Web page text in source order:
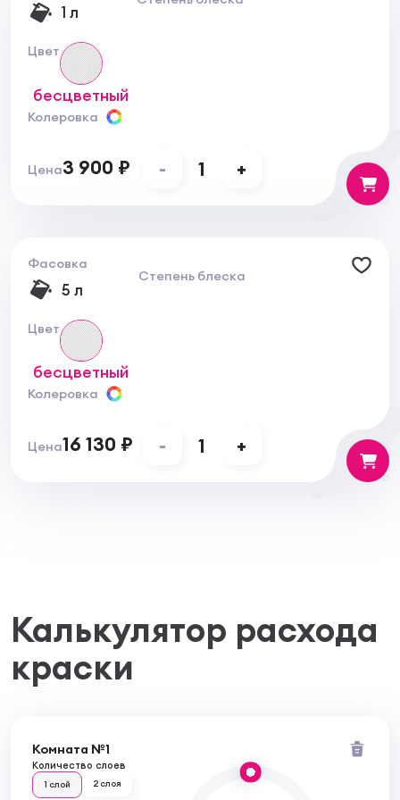
1 л
Цвет
бесцветный
Колеровка
Цена3 900 ₽ - 1 +
Фасовка
5 л
Степень блеска
Цвет
бесцветный
Колеровка
Цена16 130 ₽ - 1 +
Калькулятор расхода
краски
Комната №1
Количество слоев
1 слой 2 слоя